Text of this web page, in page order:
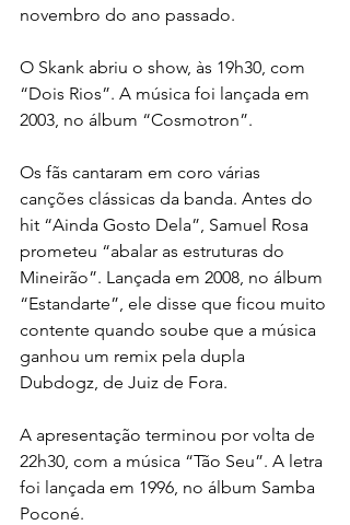
novembro do ano passado.
O Skank abriu o show, às 19h30, com
“Dois Rios”. A música foi lançada em
2003, no álbum “Cosmotron”.
Os fãs cantaram em coro várias
canções clássicas da banda. Antes do
hit “Ainda Gosto Dela”, Samuel Rosa
prometeu “abalar as estruturas do
Mineirão”. Lançada em 2008, no álbum
“Estandarte”, ele disse que ficou muito
contente quando soube que a música
ganhou um remix pela dupla
Dubdogz, de Juiz de Fora.
A apresentação terminou por volta de
22h30, com a música “Tão Seu”. A letra
foi lançada em 1996, no álbum Samba
Poconé.